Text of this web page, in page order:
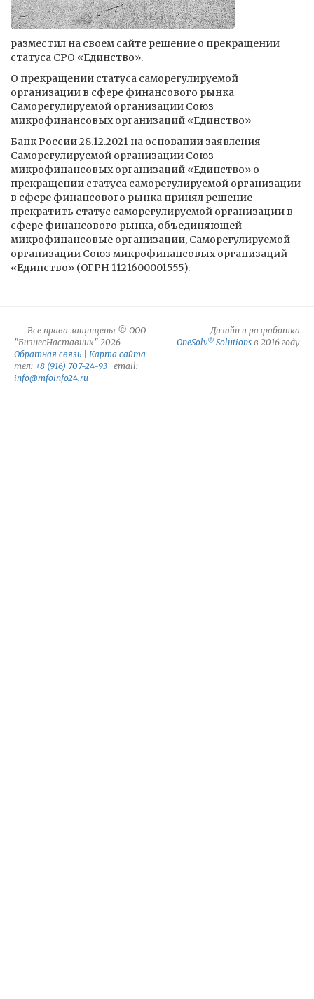
разместил на своем сайте решение о прекращении
статуса СРО «Единство».
О прекращении статуса саморегулируемой
организации в сфере финансового рынка
Саморегулируемой организации Союз
микрофинансовых организаций «Единство»
Банк России 28.12.2021 на основании заявления
Саморегулируемой организации Союз
микрофинансовых организаций «Единство» о
прекращении статуса саморегулируемой организации
в сфере финансового рынка принял решение
прекратить статус саморегулируемой организации в
сфере финансового рынка, объединяющей
микрофинансовые организации, Саморегулируемой
организации Союз микрофинансовых организаций
«Единство» (ОГРН 1121600001555).
Все права защищены © ООО
"БизнесНаставник" 2026
Обратная связь
Карта сайта
тел: +8 (916) 707-24-93 email:
info@mfoinfo24.ru
Дизайн и разработка
OneSolv® Solutions в 2016 году